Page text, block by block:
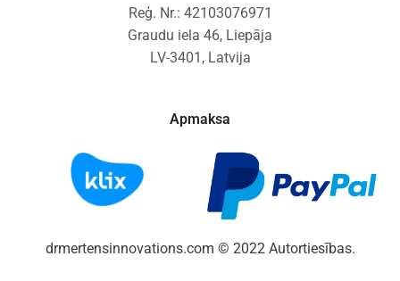
Reģ. Nr.: 42103076971
Graudu iela 46, Liepāja
LV-3401, Latvija
Apmaksa
drmertensinnovations.com © 2022 Autortiesības.